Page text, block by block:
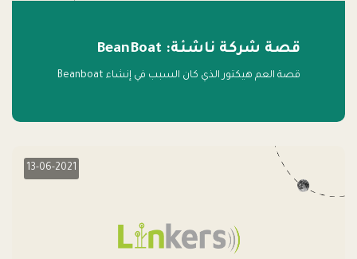
قصة شركة ناشئة: BeanBoat
قصة العم هيكتور الذي كان السبب في إنشاء Beanboat
13-06-2021